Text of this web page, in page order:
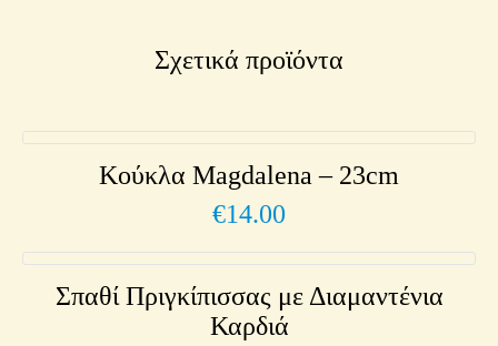
Σχετικά προϊόντα
Κούκλα Magdalena – 23cm
€14.00
Σπαθί Πριγκίπισσας με Διαμαντένια
Καρδιά